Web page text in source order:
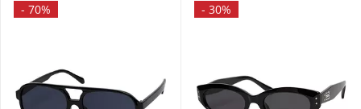
- 70% - 30%